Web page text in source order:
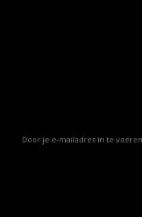
Door je e-mailadres in te